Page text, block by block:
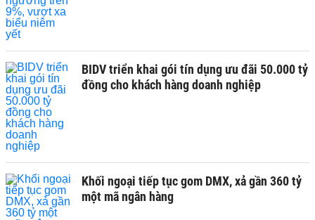
BIDV triển khai gói tín dụng ưu đãi 50.000 tỷ
đồng cho khách hàng doanh nghiệp
Khối ngoại tiếp tục gom DMX, xả gần 360 tỷ
một mã ngân hàng